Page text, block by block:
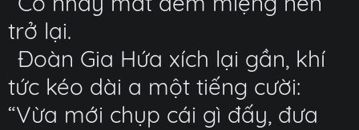
trở lại.
Đoàn Gia Hứa xích lại gần, khí
tức kéo dài a một tiếng cười:
“Vừa mới chụp cái gì đấy, đưa